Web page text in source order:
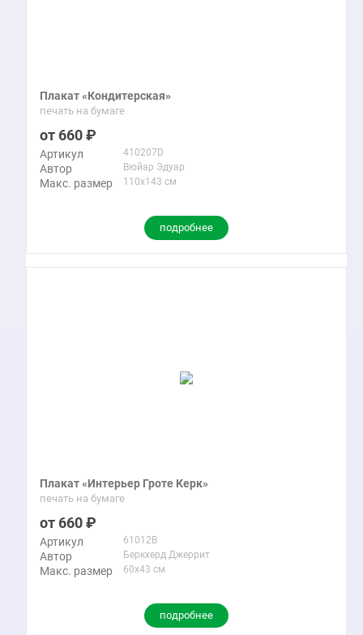
Плакат «Кондитерская»
печать на бумаге
660
Артикул 410207D
Автор Вюйар Эдуар
Макс. размер 110x143 см
подробнее
Плакат «Интерьер Гроте Керк»
печать на бумаге
660
Артикул 61012B
Автор Беркхерд Джеррит
Макс. размер 60x43 см
подробнее